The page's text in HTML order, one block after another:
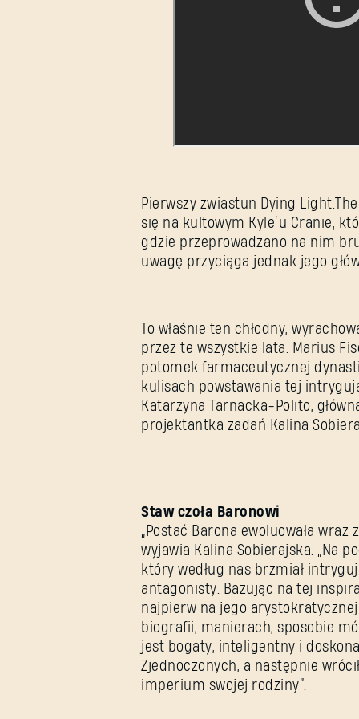
Pierwszy zwiastun Dying
się na kultowym Kyle’u Cranie,
gdzie przeprowadzano na nim
uwagę przyciąga jednak jego
To właśnie ten chłodny,
przez te wszystkie lata. Marius
potomek farmaceutycznej
kulisach powstawania tej
Katarzyna Tarnacka-Polito,
projektantka zadań Kalina
Staw czoła Baronowi
„Postać Barona ewoluowała wraz
wyjawia Kalina Sobierajska. „Na
który według nas brzmiał
antagonisty. Bazując na tej
najpierw na jego
biografii, manierach, sposobie
jest bogaty, inteligentny i
Zjednoczonych, a następnie
imperium swojej rodziny”.